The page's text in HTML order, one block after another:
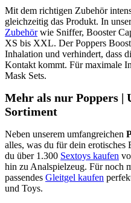
Mit dem richtigen Zubehör
gleichzeitig das Produkt. In
Zubehörwie Sniffer, Booster
XS bis XXL. Der Poppers
Inhalation und verhindert, dass
Kontakt kommt. Für maximale
Mask Sets.
Mehr als nur Poppers |
Sortiment
Neben unserem umfangreichen
alles, was du für dein erotisches
du über 1.300 Sextoys kaufen
hin zu Analspielzeug. Für noch
passendes Gleitgel kaufen
und Toys.